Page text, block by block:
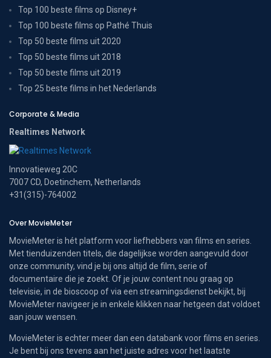
Top 100 beste films op Disney+
Top 100 beste films op Pathé Thuis
Top 50 beste films uit 2020
Top 50 beste films uit 2018
Top 50 beste films uit 2019
Top 25 beste films in het Nederlands
Corporate & Media
Realtimes Network
Innovatieweg 20C
7007 CD, Doetinchem, Netherlands
+31(315)-764002
Over MovieMeter
MovieMeter is hét platform voor liefhebbers van films en series.
Met tienduizenden titels, die dagelijkse worden aangevuld door
onze community, vind je bij ons altijd de film, serie of
documentaire die je zoekt. Of je jouw content nou graag op
televisie, in de bioscoop of via een streamingsdienst bekijkt, bij
MovieMeter navigeer je in enkele klikken naar hetgeen dat voldoet
aan jouw wensen.
MovieMeter is echter meer dan een databank voor films en series.
Je bent bij ons tevens aan het juiste adres voor het laatste